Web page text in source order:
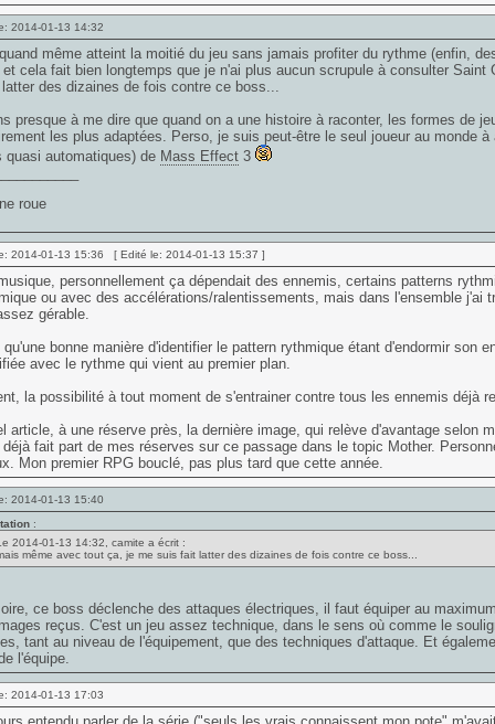
2014-01-13 14:32
même atteint la moitié du jeu sans jamais profiter du rythme (enfin,
et cela fait bien longtemps que je n'ai plus aucun scrupule à consulter
des dizaines de fois contre ce boss...
presque à me dire que quand on a une histoire à raconter, les formes de
les plus adaptées. Perso, je suis peut-être le seul joueur au monde
quasi automatiques) de Mass Effect3
roue
2014-01-13 15:36 [ Edité le: 2014-01-13 15:37 ]
personnellement ça dépendait des ennemis, certains patterns
ou avec des accélérations/ralentissements, mais dans l'ensemble j'ai
gérable.
bonne manière d'identifier le pattern rythmique étant d'endormir son
avec le rythme qui vient au premier plan.
la possibilité à tout moment de s'entrainer contre tous les ennemis déjà
article, à une réserve près, la dernière image, qui relève d'avantage selon
fait part de mes réserves sur ce passage dans le topic Mother.
Mon premier RPG bouclé, pas plus tard que cette année.
2014-01-13 15:40
:
2014-01-13 14:32, camite a écrit :
même avec tout ça, je me suis fait latter des dizaines de fois contre ce boss...
ce boss déclenche des attaques électriques, il faut équiper au
reçus. C'est un jeu assez technique, dans le sens où comme le
tant au niveau de l'équipement, que des techniques d'attaque. Et
l'équipe.
2014-01-13 17:03